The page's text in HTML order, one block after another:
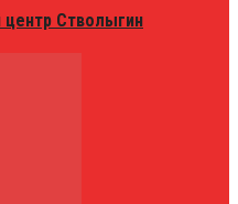
центр Стволыгин